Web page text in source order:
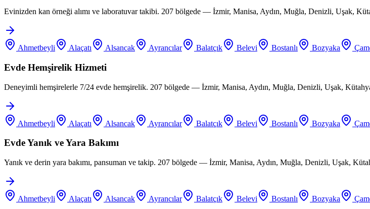
Evinizden kan örneği alımı ve laboratuvar takibi. 207 bölgede — İzmir, Manisa, Aydın, Muğla, Denizli, Uşak,
Ahmetbeyli Alaçatı Alsancak Ayrancılar Balatçık Belevi Bostanlı Bozyaka
Evde Hemşirelik Hizmeti
Deneyimli hemşirelerle 7/24 evde hemşirelik. 207 bölgede — İzmir, Manisa, Aydın, Muğla, Denizli, Uşak,
Ahmetbeyli Alaçatı Alsancak Ayrancılar Balatçık Belevi Bostanlı Bozyaka
Evde Yanık ve Yara Bakımı
Yanık ve derin yara bakımı, pansuman ve takip. 207 bölgede — İzmir, Manisa, Aydın, Muğla, Denizli, Uşak,
Ahmetbeyli Alaçatı Alsancak Ayrancılar Balatçık Belevi Bostanlı Bozyaka